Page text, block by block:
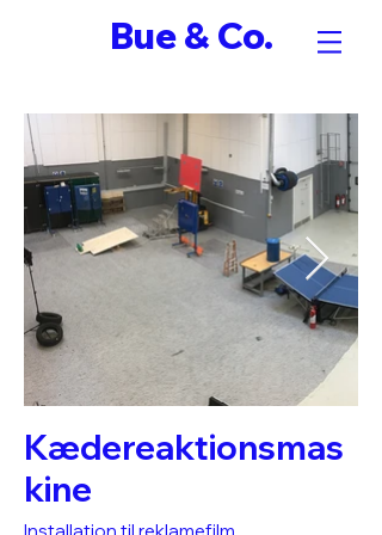
Bue & Co.
Kædereaktionsmas
kine